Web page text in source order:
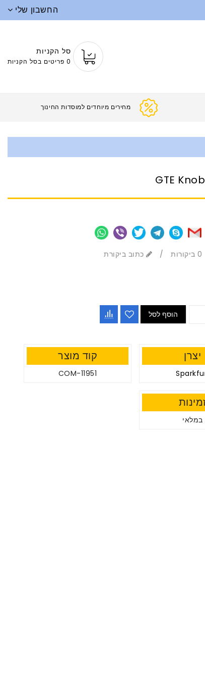
החשבון שלי
סל הקניות
0 פריטים בסל הקניות
מחירים מיוחדים למוסדות החינו
GTE
0 ביקורות / כתוב ביקורת
הוסף לסל
יצרן קוד מוצר
COM-11951
במלאי